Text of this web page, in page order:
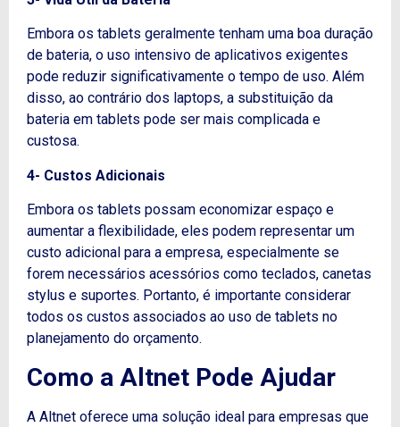
Embora os tablets geralmente tenham uma boa duração
de bateria, o uso intensivo de aplicativos exigentes
pode reduzir significativamente o tempo de uso. Além
disso, ao contrário dos laptops, a substituição da
bateria em tablets pode ser mais complicada e
custosa.
4- Custos Adicionais
Embora os tablets possam economizar espaço e
aumentar a flexibilidade, eles podem representar um
custo adicional para a empresa, especialmente se
forem necessários acessórios como teclados, canetas
stylus e suportes. Portanto, é importante considerar
todos os custos associados ao uso de tablets no
planejamento do orçamento.
Como a Altnet Pode Ajudar
A Altnet oferece uma solução ideal para empresas que